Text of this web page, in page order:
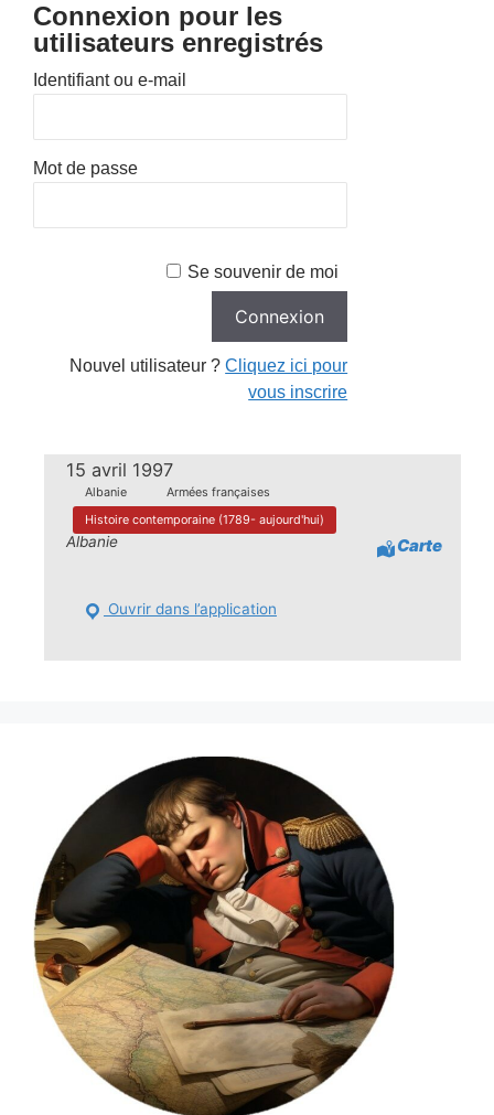
Connexion pour les
utilisateurs enregistrés
Identifiant ou e-mail
Mot de passe
Se souvenir de moi
Nouvel utilisateur ?Cliquez ici pour
vous inscrire
15 avril 1997
Albanie
Armées françaises
Histoire contemporaine (1789- aujourd'hui)
Albanie Carte
Ouvrir dans l’application